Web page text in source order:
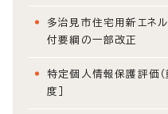
多治見市住宅用新エネ
付要綱の一部改正
特定個人情報保護評価
度］